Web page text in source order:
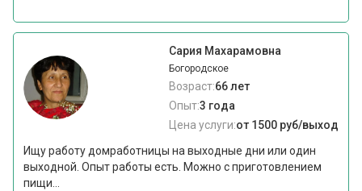
Сария Махарамовна
Богородское
Возраст:66 лет
Опыт:3 года
Цена услуги:от 1500 руб/выход
Ищу работу домработницы на выходные дни или один
выходной. Опыт работы есть. Можно с приготовлением
пищи...